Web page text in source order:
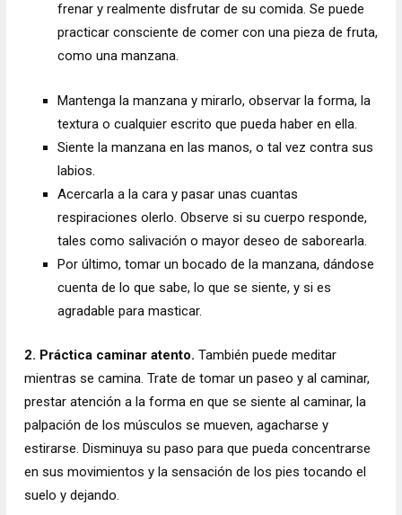
frenar y realmente disfrutar de su comida. Se puede
practicar consciente de comer con una pieza de fruta,
como una manzana.
Mantenga la manzana y mirarlo, observar la forma, la
textura o cualquier escrito que pueda haber en ella.
Siente la manzana en las manos, o tal vez contra sus
labios.
Acercarla a la cara y pasar unas cuantas
respiraciones olerlo. Observe si su cuerpo responde,
tales como salivación o mayor deseo de saborearla.
Por último, tomar un bocado de la manzana, dándose
cuenta de lo que sabe, lo que se siente, y si es
agradable para masticar.
2. Práctica caminar atento. También puede meditar
mientras se camina. Trate de tomar un paseo y al caminar,
prestar atención a la forma en que se siente al caminar, la
palpación de los músculos se mueven, agacharse y
estirarse. Disminuya su paso para que pueda concentrarse
en sus movimientos y la sensación de los pies tocando el
suelo y dejando.